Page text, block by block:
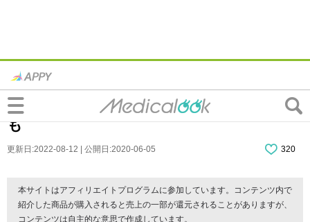
爪に黒い線ができる5つの理由｜薄い・細
いのは大丈夫？皮膚がん？病院に行く目安
も
更新日:2022-08-12 | 公開日:2020-06-05 320
本サイトはアフィリエイトプログラムに参加しています。コンテンツ内で
紹介した商品が購入されると売上の一部が還元されることがありますが、
コンテンツは自主的な意思で作成しています。